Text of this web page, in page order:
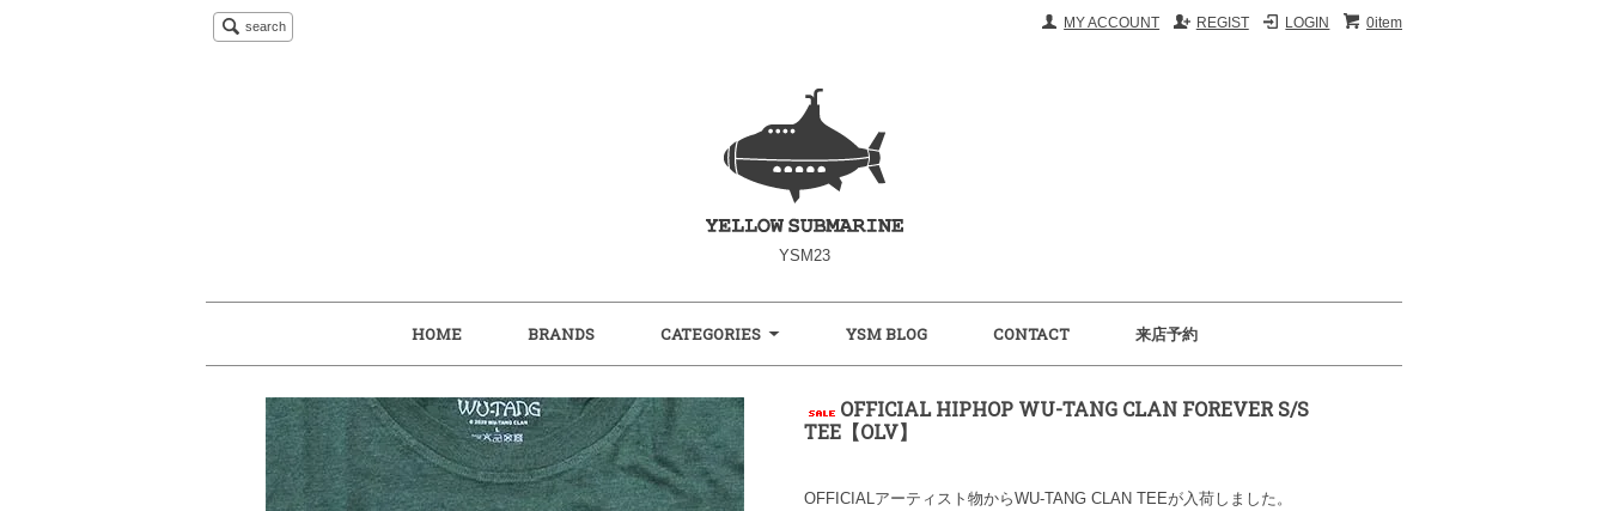
0item
LOGIN
REGIST
MY ACCOUNT
search
YSM23
HOME BRANDS CATEGORIES YSM BLOG CONTACT 来店予約
OFFICIAL HIPHOP WU-TANG CLAN FOREVER S/S
TEE【OLV】
OFFICIALアーティスト物からWU-TANG CLAN TEEが入荷しました。